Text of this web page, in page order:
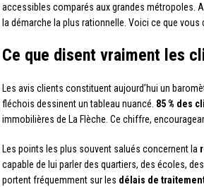
accessibles comparés aux grandes métropoles.
la démarche la plus rationnelle. Voici ce que vous
Ce que disent vraiment les
Les avis clients constituent aujourd’hui un
fléchois dessinent un tableau nuancé. 85 % des
immobilières de La Flèche. Ce chiffre,
Les points les plus souvent salués concernent la
capable de lui parler des quartiers, des écoles,
portent fréquemment sur les délais de